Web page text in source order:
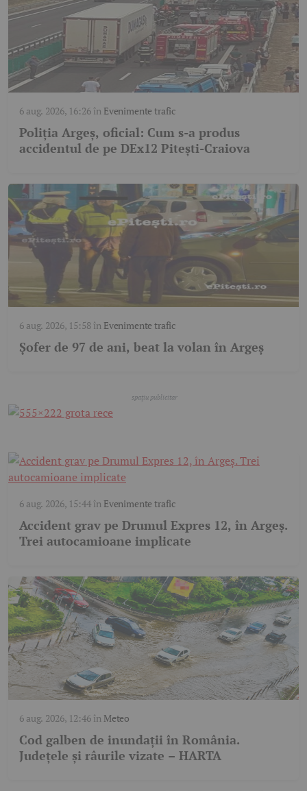
6 aug. 2026, 16:26în Evenimente trafic
Poliția Argeș, oficial: Cum s-a produs
accidentul de pe DEx12 Pitești-Craiova
6 aug. 2026, 15:58în Evenimente trafic
Șofer de 97 de ani, beat la volan în Argeș
6 aug. 2026, 15:44în Evenimente trafic
Accident grav pe Drumul Expres 12, în Argeș.
Trei autocamioane implicate
6 aug. 2026, 12:46în Meteo
Cod galben de inundații în România.
Județele și râurile vizate – HARTA